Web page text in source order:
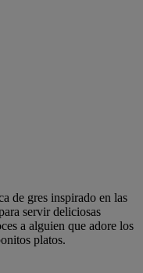
de gres inspirado en las
servir deliciosas
a alguien que adore los
platos.